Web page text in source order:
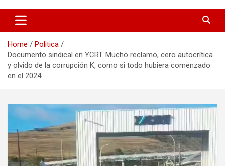
Home
Politica
Documento sindical en YCRT. Mucho reclamo, cero autocrítica
y olvido de la corrupción K, como si todo hubiera comenzado
en el 2024.